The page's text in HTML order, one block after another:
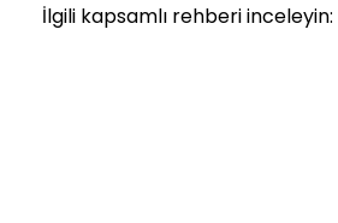
İlgili kapsamlı rehberi inceleyin: